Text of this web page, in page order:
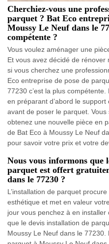
Cherchiez-vous une
parquet ? Bat Eco
Moussy Le Neuf dans le
compétente ?
Vous voulez aménager une
Et vous avez décidé de rénover
si vous cherchez une
Eco entreprise de pose de
77230 c’est la plus
en préparant d’abord le support
avant de poser le parquet.
obtenez une nouvelle pièce en
de Bat Eco à Moussy Le Neuf
pour savoir votre prix et votre
Nous vous informons que
parquet est offert
dans le 77230 ?
L’installation de parquet
esthétique et met en valeur
jour vous penchez à en
que le devis installation de
Moussy Le Neuf dans le 77230.